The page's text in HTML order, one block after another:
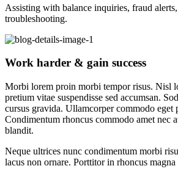
Assisting with balance inquiries, fraud
troubleshooting.
Work harder & gain success
Morbi lorem proin morbi tempor risus. Nisl
pretium vitae suspendisse sed accumsan.
cursus gravida. Ullamcorper commodo eget
Condimentum rhoncus commodo amet nec
blandit.
Neque ultrices nunc condimentum morbi
lacus non ornare. Porttitor in rhoncus